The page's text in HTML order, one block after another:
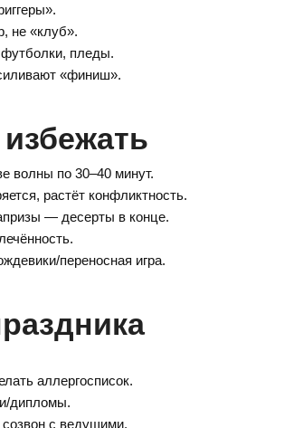
не «клуб».
пледы.
«финиш».
волны по 30–40 минут.
растёт конфликтность.
— десерты в конце.
переносная игра.
аллергосписок.
дипломы.
с ведущими.